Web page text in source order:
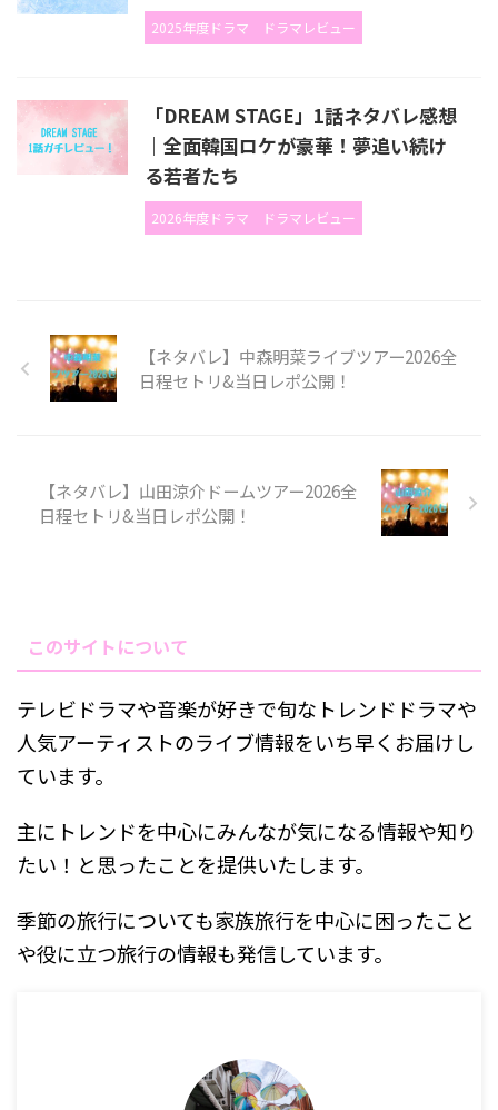
2025年度ドラマ ドラマレビュー
「DREAM STAGE」1話ネタバレ感想
｜全面韓国ロケが豪華！夢追い続け
る若者たち
2026年度ドラマ ドラマレビュー
【ネタバレ】中森明菜ライブツアー2026全
日程セトリ&当日レポ公開！
【ネタバレ】山田涼介ドームツアー2026全
日程セトリ&当日レポ公開！
このサイトについて
テレビドラマや音楽が好きで旬なトレンドドラマや
人気アーティストのライブ情報をいち早くお届けし
ています。
主にトレンドを中心にみんなが気になる情報や知り
たい！と思ったことを提供いたします。
季節の旅行についても家族旅行を中心に困ったこと
や役に立つ旅行の情報も発信しています。